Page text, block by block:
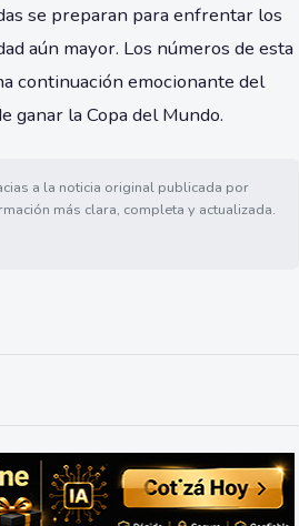
se preparan para enfrentar los
aún mayor. Los números de esta
continuación emocionante del
ganar la Copa del Mundo.
a la noticia original publicada por
más clara, completa y actualizada.